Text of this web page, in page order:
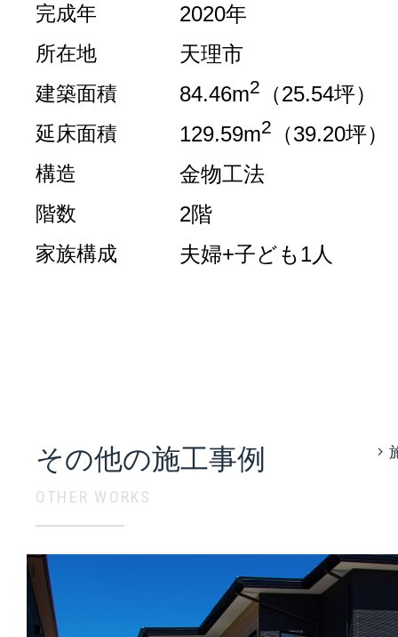
完成年 2020年
所在地 天理市
建築面積 84.46m2 （25.54坪）
延床面積 129.59m2 （39.20坪）
構造 金物工法
階数 2階
家族構成 夫婦+子ども1人
その他の施工事例
OTHER WORKS